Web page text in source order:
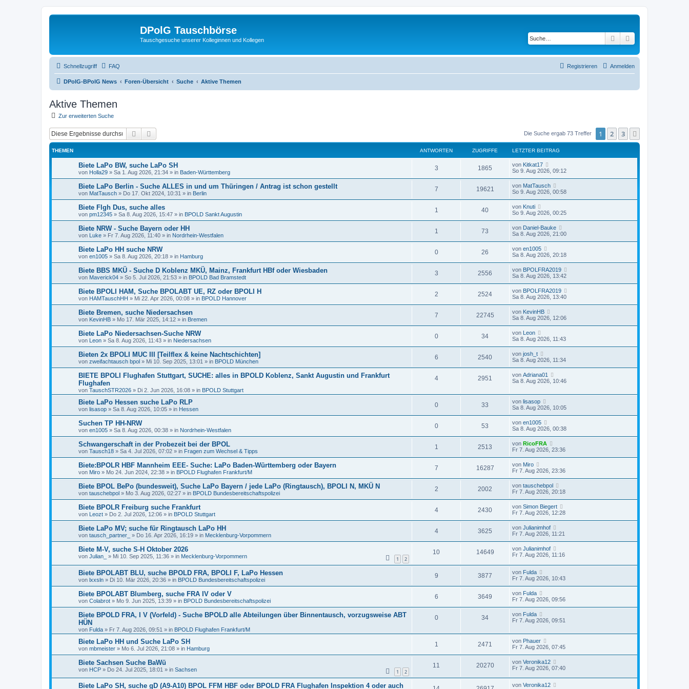
DPolG Tauschbörse
Tauschgesuche unserer Kolleginnen und Kollegen Suche
Schnellzugriff FAQ Anmelden
Registrieren
DPolG-BPolG News Foren-Übersicht Suche Aktive Themen
Aktive Themen
Zur erweiterten Suche
Suche Die Suche ergab 73 Treffer 1 2 3
THEMEN ANTWORTEN ZUGRIFFE LETZTER BEITRAG
Biete LaPo BW, suche LaPo SH
von Holla29 » Sa 1. Aug 2026, 21:34 » in Baden-Württemberg
3 1865 von Kitkat17
So 9. Aug 2026, 09:12
Biete LaPo Berlin - Suche ALLES in und um Thüringen / Antrag ist schon gestellt
von MatTausch » Do 17. Okt 2024, 10:31 » in Berlin
7 19621 von MatTausch
So 9. Aug 2026, 00:58
Biete Flgh Dus, suche alles
von pm12345 » Sa 8. Aug 2026, 15:47 » in BPOLD Sankt Augustin
1 40 von Knuti
So 9. Aug 2026, 00:25
Biete NRW - Suche Bayern oder HH
von Luke » Fr 7. Aug 2026, 11:40 » in Nordrhein-Westfalen
1 73 von Daniel-Bauke
Sa 8. Aug 2026, 21:00
Biete LaPo HH suche NRW
von en1005 » Sa 8. Aug 2026, 20:18 » in Hamburg
0 26 von en1005
Sa 8. Aug 2026, 20:18
Biete BBS MKÜ - Suche D Koblenz MKÜ, Mainz, Frankfurt HBf oder Wiesbaden
von Maverick04 » So 5. Jul 2026, 21:53 » in BPOLD Bad Bramstedt
3 2556 von BPOLFRA2019
Sa 8. Aug 2026, 13:42
Biete BPOLI HAM, Suche BPOLABT UE, RZ oder BPOLI H
von HAMTauschHH » Mi 22. Apr 2026, 00:08 » in BPOLD Hannover
2 2524 von BPOLFRA2019
Sa 8. Aug 2026, 13:40
Biete Bremen, suche Niedersachsen
von KevinHB » Mo 17. Mär 2025, 14:12 » in Bremen
7 22745 von KevinHB
Sa 8. Aug 2026, 12:06
Biete LaPo Niedersachsen-Suche NRW
von Leon » Sa 8. Aug 2026, 11:43 » in Niedersachsen
0 34 von Leon
Sa 8. Aug 2026, 11:43
Bieten 2x BPOLI MUC III [Teilflex & keine Nachtschichten]
von zweifachtausch bpol » Mi 10. Sep 2025, 13:01 » in BPOLD München
6 2540 von josh_t
Sa 8. Aug 2026, 11:34
BIETE BPOLI Flughafen Stuttgart, SUCHE: alles in BPOLD Koblenz, Sankt Augustin und Frankfurt
Flughafen
von TauschSTR2026 » Di 2. Jun 2026, 16:08 » in BPOLD Stuttgart
4 2951 von Adriana01
Sa 8. Aug 2026, 10:46
Biete LaPo Hessen suche LaPo RLP
von lisasop » Sa 8. Aug 2026, 10:05 » in Hessen
0 33 von lisasop
Sa 8. Aug 2026, 10:05
Suchen TP HH-NRW
von en1005 » Sa 8. Aug 2026, 00:38 » in Nordrhein-Westfalen
0 53 von en1005
Sa 8. Aug 2026, 00:38
Schwangerschaft in der Probezeit bei der BPOL
von Tausch18 » Sa 4. Jul 2026, 07:02 » in Fragen zum Wechsel & Tipps
1 2513 von RicoFRA
Fr 7. Aug 2026, 23:36
Biete:BPOLR HBF Mannheim EEE- Suche: LaPo Baden-Württemberg oder Bayern
von Miro » Mo 24. Jun 2024, 22:38 » in BPOLD Flughafen Frankfurt/M
7 16287 von Miro
Fr 7. Aug 2026, 23:36
Biete BPOL BePo (bundesweit), Suche LaPo Bayern / jede LaPo (Ringtausch), BPOLI N, MKÜ N
von tauschebpol » Mo 3. Aug 2026, 02:27 » in BPOLD Bundesbereitschaftspolizei
2 2002 von tauschebpol
Fr 7. Aug 2026, 20:18
Biete BPOLR Freiburg suche Frankfurt
von Leozt » Do 2. Jul 2026, 12:06 » in BPOLD Stuttgart
4 2430 von Simon Biegert
Fr 7. Aug 2026, 12:28
Biete LaPo MV; suche für Ringtausch LaPo HH
von tausch_partner_ » Do 16. Apr 2026, 16:19 » in Mecklenburg-Vorpommern
4 3625 von Julianimhof
Fr 7. Aug 2026, 11:21
Biete M-V, suche S-H Oktober 2026
von Julian_ » Mi 10. Sep 2025, 11:36 » in Mecklenburg-Vorpommern 1 2
10 14649 von Julianimhof
Fr 7. Aug 2026, 11:16
Biete BPOLABT BLU, suche BPOLD FRA, BPOLI F, LaPo Hessen
von lxxsln » Di 10. Mär 2026, 20:36 » in BPOLD Bundesbereitschaftspolizei
9 3877 von Fulda
Fr 7. Aug 2026, 10:43
Biete BPOLABT Blumberg, suche FRA IV oder V
von Colabrot » Mo 9. Jun 2025, 13:39 » in BPOLD Bundesbereitschaftspolizei
6 3649 von Fulda
Fr 7. Aug 2026, 09:56
Biete BPOLD FRA, I V (Vorfeld) - Suche BPOLD alle Abteilungen über Binnentausch, vorzugsweise ABT
HÜN
von Fulda » Fr 7. Aug 2026, 09:51 » in BPOLD Flughafen Frankfurt/M
0 34 von Fulda
Fr 7. Aug 2026, 09:51
Biete LaPo HH und Suche LaPo SH
von mbmeister » Mo 6. Jul 2026, 21:08 » in Hamburg
1 2471 von Phauer
Fr 7. Aug 2026, 07:45
Biete Sachsen Suche BaWü
von HCP » Do 24. Jul 2025, 18:01 » in Sachsen 1 2
11 20270 von Veronika12
Fr 7. Aug 2026, 07:40
Biete LaPo SH, suche gD (A9-A10) BPOL FFM HBF oder BPOLD FRA Flughafen Inspektion 4 oder auch von Veronika12